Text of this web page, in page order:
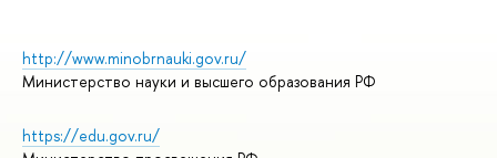
http://www.minobrnauki.gov.ru/
Министерство науки и высшего образования РФ
https://edu.gov.ru/